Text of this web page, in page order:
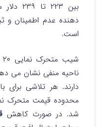
بین ۲۲۳
دهنده عدم اطمینان و
است.
ناحیه منفی نشان می
دارند. هر تلاشی برای
شد. در صورت کاهش